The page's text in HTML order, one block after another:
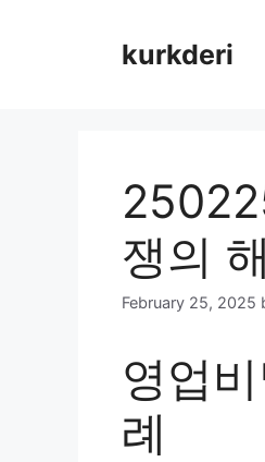
kurkderi
쟁의
February 25, 2025
영업
례